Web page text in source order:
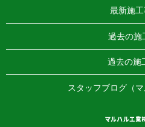
最新施
過去の施
過去の施
スタッフブログ（マ